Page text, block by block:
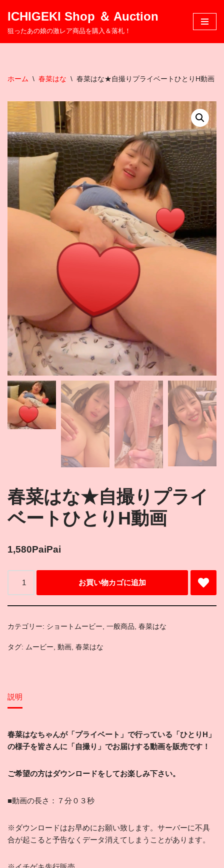
コ
ツ
キ
ッ
プ
ICHIGEKI Shop ＆ Auction
狙ったあの娘の激レア商品を購入＆落札！
ホーム \ 春菜はな \ 春菜はな★自撮りプライベートひとりH動画
春菜はな★自撮りプライ
ベートひとりH動画
1,580PaiPai
お買い物カゴに追加
カテゴリー: ショートムービー 一般商品 春菜はな
タグ: ムービー 動画 春菜はな
説明
春菜はなちゃんが「プライベート」で行っている「ひとりH」
の様子を皆さんに「自撮り」でお届けする動画を販売です！
ご希望の方はダウンロードをしてお楽しみ下さい。
■動画の長さ：７分０３秒
※ダウンロードはお早めにお願い致します。サーバーに不具
合が起こると予告なくデータ消えてしまうことがあります。